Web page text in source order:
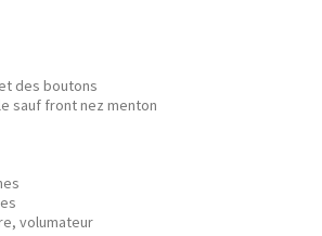
des boutons
sauf front nez menton
volumateur